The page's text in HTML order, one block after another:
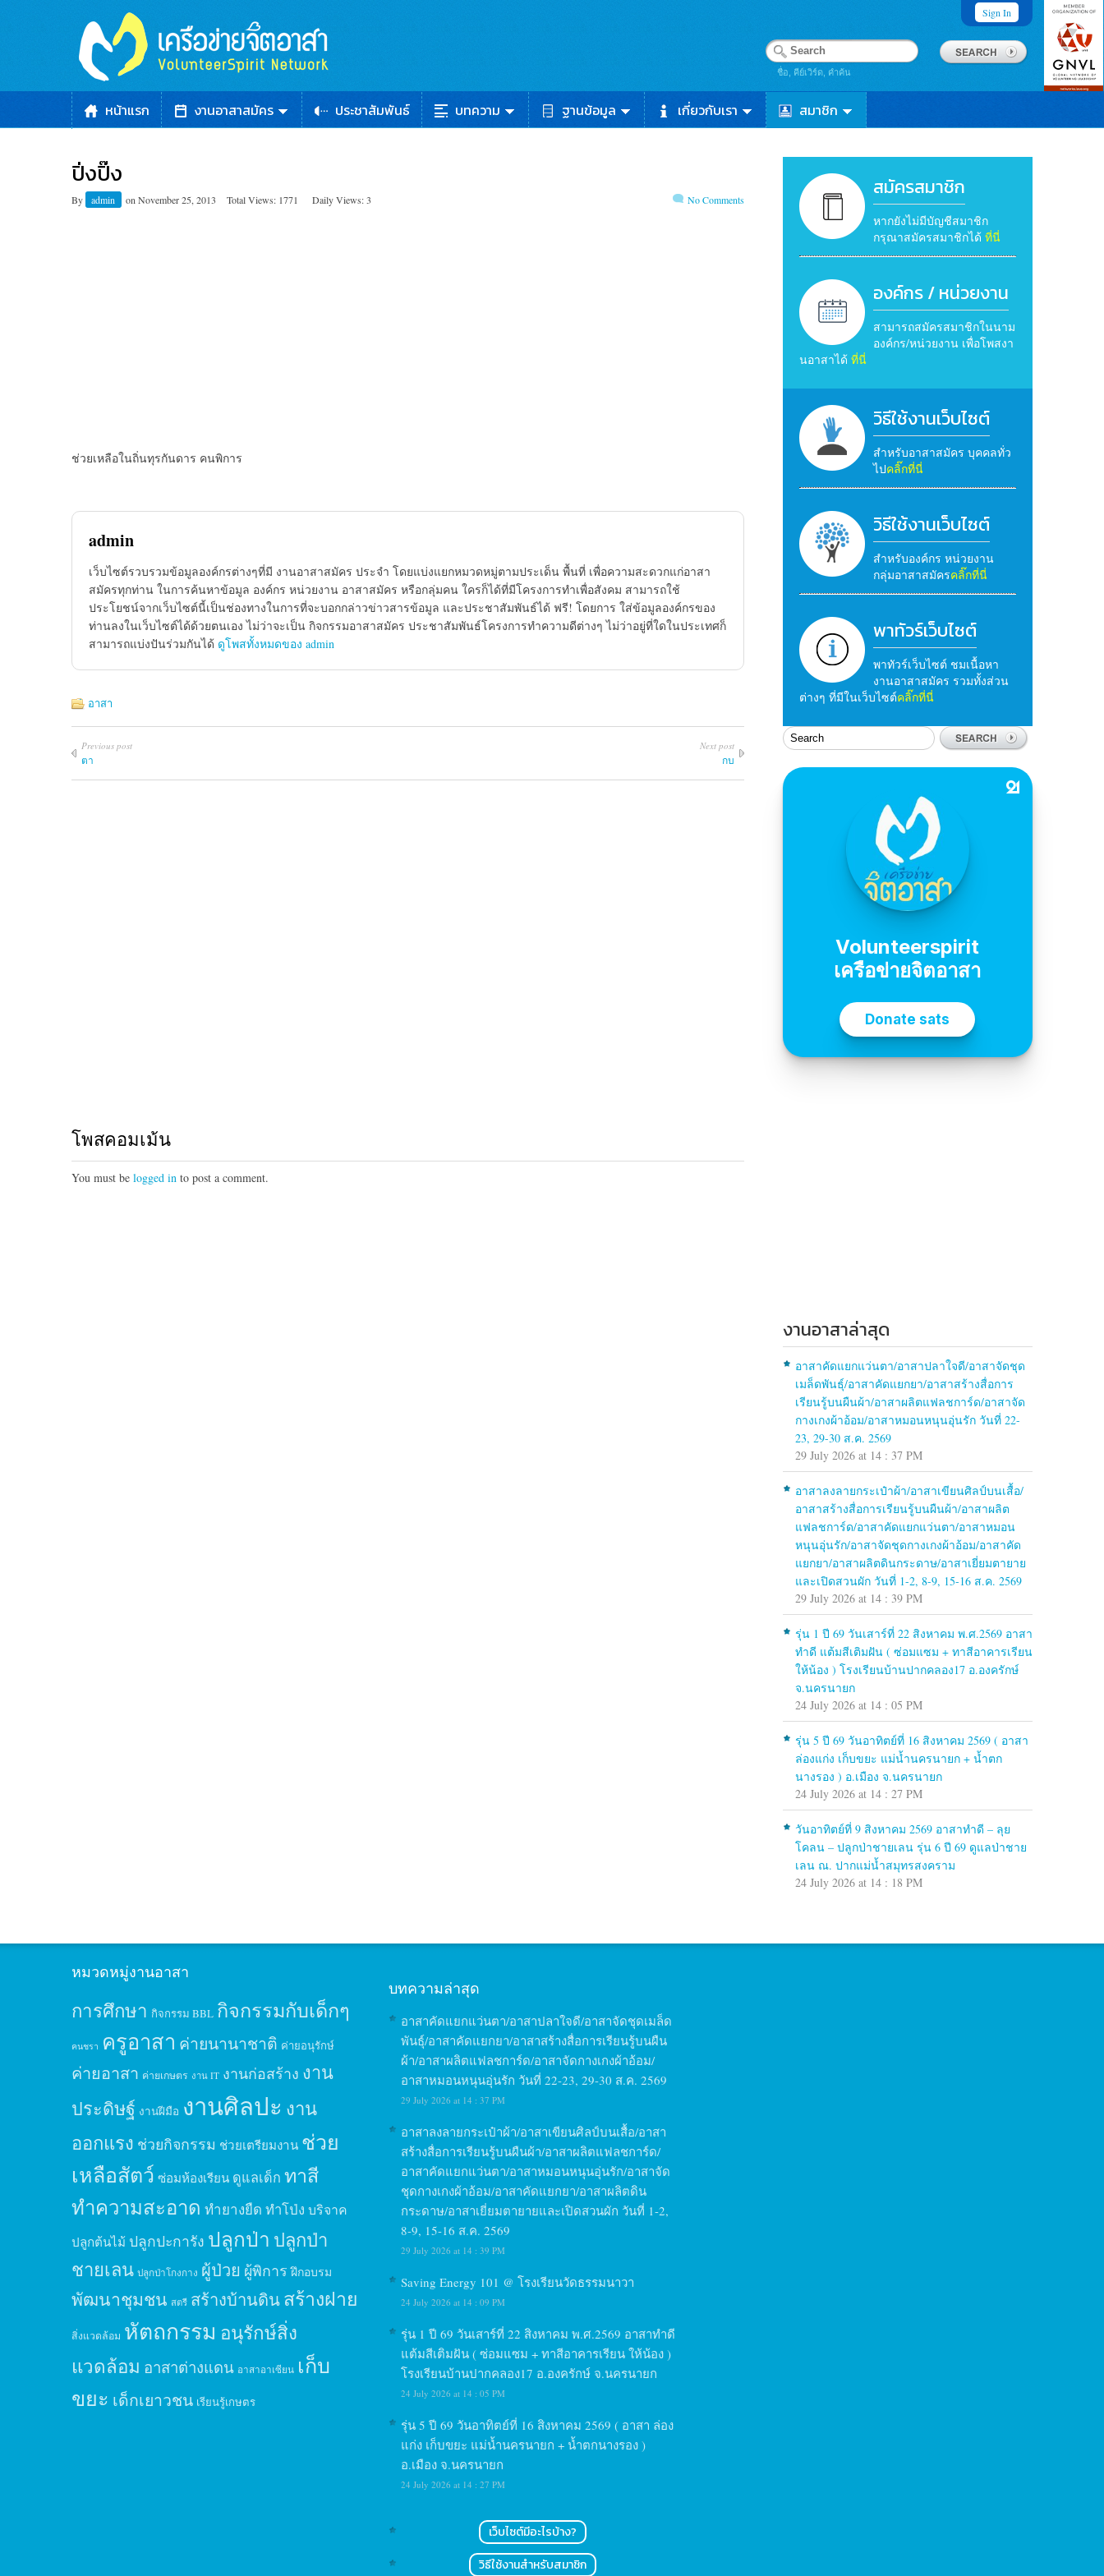
Sign In
ชื่อ, คีย์เวิร์ด, คำค้น
หน้าแรก งานอาสาสมัคร ประชาสัมพันธ์ บทความ ฐานข้อมูล เกี่ยวกับเรา สมาชิก
ปิ่งปิ๊ง
By admin on November 25, 2013 Total Views: 1771 Daily Views: 3 No Comments
ช่วยเหลือในถิ่นทุรกันดาร คนพิการ
admin
เว็บไซต์รวบรวมข้อมูลองค์กรต่างๆที่มี งานอาสาสมัคร ประจำ โดยแบ่งแยกหมวดหมู่ตามประเด็น พื้นที่ เพื่อความสะดวกแก่อาสา
สมัครทุกท่าน ในการค้นหาข้อมูล องค์กร หน่วยงาน อาสาสมัคร หรือกลุ่มคน ใครก็ได้ที่มีโครงการทำเพื่อสังคม สามารถใช้
ประโยชน์จากเว็บไซต์นี้เป็นช่องทางในการที่จะบอกกล่าวข่าวสารข้อมูล และประชาสัมพันธ์ได้ ฟรี! โดยการ ใส่ข้อมูลองค์กรของ
ท่านลงในเว็บไซต์ได้ด้วยตนเอง ไม่ว่าจะเป็น กิจกรรมอาสาสมัคร ประชาสัมพันธ์โครงการทำความดีต่างๆ ไม่ว่าอยู่ที่ใดในประเทศก็
สามารถแบ่งปันร่วมกันได้ ดูโพสทั้งหมดของ admin
อาสา
Previous post
ตา
Next post
กบ
โพสคอมเม้น
You must be logged in to post a comment.
สมัครสมาชิก
หากยังไม่มีบัญชีสมาชิก
กรุณาสมัครสมาชิกได้ ที่นี่
องค์กร / หน่วยงาน
สามารถสมัครสมาชิกในนาม
องค์กร/หน่วยงาน เพื่อโพสงา
นอาสาได้ ที่นี่
วิธีใช้งานเว็บไซต์
สำหรับอาสาสมัคร บุคคลทั่ว
ไปคลิ๊กที่นี่
วิธีใช้งานเว็บไซต์
สำหรับองค์กร หน่วยงาน
กลุ่มอาสาสมัครคลิ๊กที่นี่
พาทัวร์เว็บไซต์
พาทัวร์เว็บไซต์ ชมเนื้อหา
งานอาสาสมัคร รวมทั้งส่วน
ต่างๆ ที่มีในเว็บไซต์คลิ๊กที่นี่
งานอาสาล่าสุด
อาสาคัดแยกแว่นตา/อาสาปลาใจดี/อาสาจัดชุด
เมล็ดพันธุ์/อาสาคัดแยกยา/อาสาสร้างสื่อการ
เรียนรู้บนผืนผ้า/อาสาผลิตแฟลชการ์ด/อาสาจัด
กางเกงผ้าอ้อม/อาสาหมอนหนุนอุ่นรัก วันที่ 22-
23, 29-30 ส.ค. 2569
29 July 2026 at 14 : 37 PM
อาสาลงลายกระเป๋าผ้า/อาสาเขียนศิลป์บนเสื้อ/
อาสาสร้างสื่อการเรียนรู้บนผืนผ้า/อาสาผลิต
แฟลชการ์ด/อาสาคัดแยกแว่นตา/อาสาหมอน
หนุนอุ่นรัก/อาสาจัดชุดกางเกงผ้าอ้อม/อาสาคัด
แยกยา/อาสาผลิตดินกระดาษ/อาสาเยี่ยมตายาย
และเปิดสวนผัก วันที่ 1-2, 8-9, 15-16 ส.ค. 2569
29 July 2026 at 14 : 39 PM
รุ่น 1 ปี 69 วันเสาร์ที่ 22 สิงหาคม พ.ศ.2569 อาสา
ทำดี แต้มสีเติมฝัน ( ซ่อมแซม + ทาสีอาคารเรียน
ให้น้อง ) โรงเรียนบ้านปากคลอง17 อ.องครักษ์
จ.นครนายก
24 July 2026 at 14 : 05 PM
รุ่น 5 ปี 69 วันอาทิตย์ที่ 16 สิงหาคม 2569 ( อาสา
ล่องแก่ง เก็บขยะ แม่น้ำนครนายก + น้ำตก
นางรอง ) อ.เมือง จ.นครนายก
24 July 2026 at 14 : 27 PM
วันอาทิตย์ที่ 9 สิงหาคม 2569 อาสาทำดี – ลุย
โคลน – ปลูกป่าชายเลน รุ่น 6 ปี 69 ดูแลป่าชาย
เลน ณ. ปากแม่น้ำสมุทรสงคราม
24 July 2026 at 14 : 18 PM
หมวดหมู่งานอาสา
การศึกษา กิจกรรม BBL กิจกรรมกับเด็กๆ
คนชรา ครูอาสา ค่ายนานาชาติ ค่ายอนุรักษ์
ค่ายอาสา ค่ายเกษตร งาน IT งานก่อสร้าง งาน
ประดิษฐ์ งานฝีมือ งานศิลปะ งาน
ออกแรง ช่วยกิจกรรม ช่วยเตรียมงาน ช่วย
เหลือสัตว์ ซ่อมห้องเรียน ดูแลเด็ก ทาสี
ทำความสะอาด ทำยางยืด ทำโป่ง บริจาค
ปลูกต้นไม้ ปลูกปะการัง ปลูกป่า ปลูกป่า
ชายเลน ปลูกป่าโกงกาง ผู้ป่วย ผู้พิการ ฝึกอบรม
พัฒนาชุมชน สตรี สร้างบ้านดินสร้างฝาย
สิ่งแวดล้อม หัตถกรรม อนุรักษ์สิ่ง
แวดล้อม อาสาต่างแดน อาสาอาเซียน เก็บ
ขยะ เด็กเยาวชน เรียนรู้เกษตร
บทความล่าสุด
อาสาคัดแยกแว่นตา/อาสาปลาใจดี/อาสาจัดชุดเมล็ด
พันธุ์/อาสาคัดแยกยา/อาสาสร้างสื่อการเรียนรู้บนผืน
ผ้า/อาสาผลิตแฟลชการ์ด/อาสาจัดกางเกงผ้าอ้อม/
อาสาหมอนหนุนอุ่นรัก วันที่ 22-23, 29-30 ส.ค. 2569
29 July 2026 at 14 : 37 PM
อาสาลงลายกระเป๋าผ้า/อาสาเขียนศิลป์บนเสื้อ/อาสา
สร้างสื่อการเรียนรู้บนผืนผ้า/อาสาผลิตแฟลชการ์ด/
อาสาคัดแยกแว่นตา/อาสาหมอนหนุนอุ่นรัก/อาสาจัด
ชุดกางเกงผ้าอ้อม/อาสาคัดแยกยา/อาสาผลิตดิน
กระดาษ/อาสาเยี่ยมตายายและเปิดสวนผัก วันที่ 1-2,
8-9, 15-16 ส.ค. 2569
29 July 2026 at 14 : 39 PM
Saving Energy 101 @ โรงเรียนวัดธรรมนาวา
24 July 2026 at 14 : 09 PM
รุ่น 1 ปี 69 วันเสาร์ที่ 22 สิงหาคม พ.ศ.2569 อาสาทำดี
แต้มสีเติมฝัน ( ซ่อมแซม + ทาสีอาคารเรียน ให้น้อง )
โรงเรียนบ้านปากคลอง17 อ.องครักษ์ จ.นครนายก
24 July 2026 at 14 : 05 PM
รุ่น 5 ปี 69 วันอาทิตย์ที่ 16 สิงหาคม 2569 ( อาสา ล่อง
แก่ง เก็บขยะ แม่น้ำนครนายก + น้ำตกนางรอง )
อ.เมือง จ.นครนายก
24 July 2026 at 14 : 27 PM
เว็บไซต์มีอะไรบ้าง?
วิธีใช้งานสำหรับสมาชิก